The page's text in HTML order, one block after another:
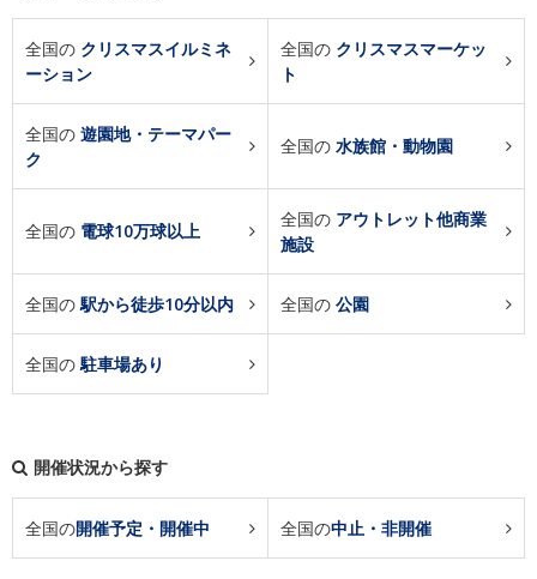
全国の クリスマスイルミネ
ーション
全国の クリスマスマーケッ
ト
全国の 遊園地・テーマパー
ク
全国の 水族館・動物園
全国の 電球10万球以上
全国の アウトレット他商業
施設
全国の駅から徒歩10分以内 全国の 公園
全国の駐車場あり
開催状況から探す
全国の開催予定・開催中 全国の中止・非開催